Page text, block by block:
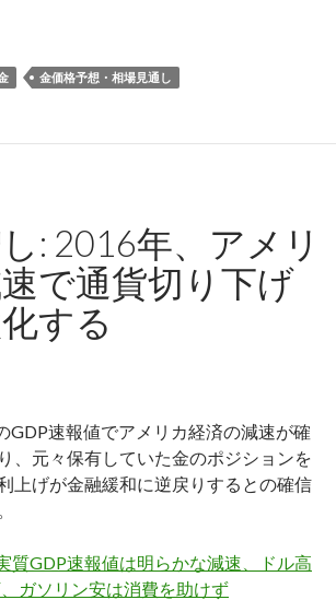
金価格予想・相場見通し
: 2016年、アメリ
で通貨切り下げ
する
GDP速報値でアメリカ経済の減速が確
、元々保有していた金のポジションを
上げが金融緩和に逆戻りするとの確信
質GDP速報値は明らかな減速、ドル高
ガソリン安は消費を助けず